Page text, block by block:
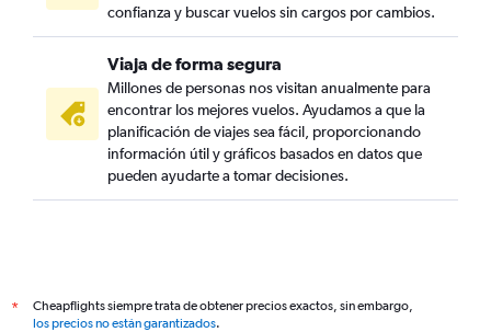
confianza y buscar vuelos sin cargos por cambios.
Viaja de forma segura
Millones de personas nos visitan anualmente para
encontrar los mejores vuelos. Ayudamos a que la
planificación de viajes sea fácil, proporcionando
información útil y gráficos basados en datos que
pueden ayudarte a tomar decisiones.
*
Cheapflights siempre trata de obtener precios exactos, sin embargo,
los precios no están garantizados.